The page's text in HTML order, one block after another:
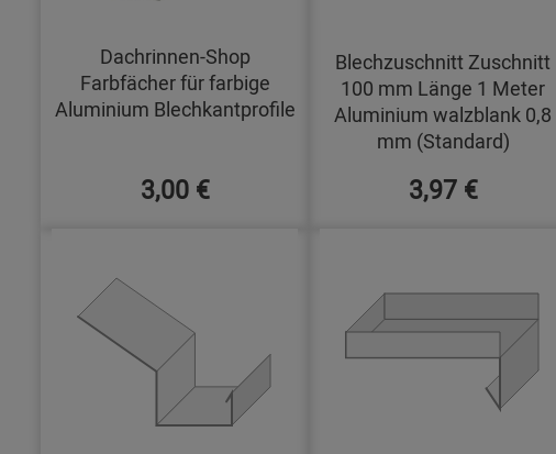
Dachrinnen-Shop
Farbfächer für farbige
Aluminium Blechkantprofile
3,00 €
Blechzuschnitt Zuschnitt
100 mm Länge 1 Meter
Aluminium walzblank 0,8
mm (Standard)
3,97 €